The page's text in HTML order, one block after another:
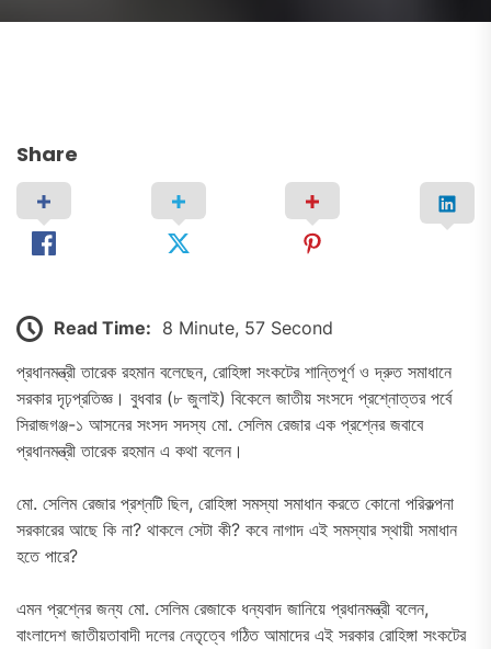
Share
Read Time: 8 Minute, 57 Second
প্রধানমন্ত্রী তারেক রহমান বলেছেন, রোহিঙ্গা সংকটের শান্তিপূর্ণ ও দ্রুত সমাধানে
সরকার দৃঢ়প্রতিজ্ঞ। বুধবার (৮ জুলাই) বিকেলে জাতীয় সংসদে প্রশ্নোত্তর পর্বে
সিরাজগঞ্জ-১ আসনের সংসদ সদস্য মো. সেলিম রেজার এক প্রশ্নের জবাবে
প্রধানমন্ত্রী তারেক রহমান এ কথা বলেন।
মো. সেলিম রেজার প্রশ্নটি ছিল, রোহিঙ্গা সমস্যা সমাধান করতে কোনো পরিকল্পনা
সরকারের আছে কি না? থাকলে সেটা কী? কবে নাগাদ এই সমস্যার স্থায়ী সমাধান
হতে পারে?
এমন প্রশ্নের জন্য মো. সেলিম রেজাকে ধন্যবাদ জানিয়ে প্রধানমন্ত্রী বলেন,
বাংলাদেশ জাতীয়তাবাদী দলের নেতৃত্বে গঠিত আমাদের এই সরকার রোহিঙ্গা সংকটের